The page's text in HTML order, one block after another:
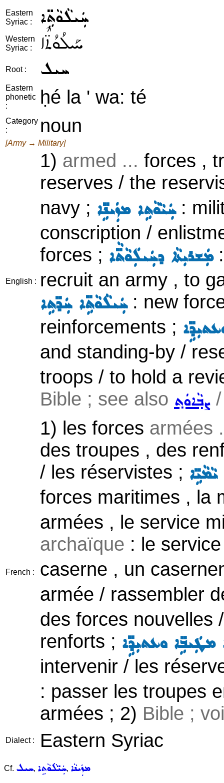
Eastern
Syriac :
ܚܲܝܠܵܘܵܬܹ̈ܐ
Western
Syriac :
ܚܰܝܠܳܘܳܬ̈ܶܐ
Root : ܚܝܠ
Eastern
phonetic
:
ḥé la ' wa: té
Category
:
noun
[Army → Military]
English :
1) armed ... forces ,
reserves / the
navy ; ܚܲܝܵܘܵܬܹܐ ܡܙܲܝܢܹ̈ܐ:
conscription /
forces ; ܡܲܫܪܝܼܬܵܐ ܕܚܲܝܠܲܘܵܬ̈ܵܐ:
recruit an army , to
ܚܲܝܠܵܘܵܬܹ̈ܐ ܚܲܕ̈ܬܹܐ: new
reinforcements ;
and standing-by /
troops / to hold a
Bible ; see also ܨܒ݂ܵܐܘܿܬ݂
French :
1) les forces armées
des troupes , des
/ les réservistes ;
forces maritimes , la
armées , le service
archaïque : le
caserne , un
armée / rassembler
des forces nouvelles
renforts ; ܡܛܲܝܒܹ̈ܐ ܘܥܬܝܼܕܹ̈ܐ
intervenir / les
: passer les troupes
armées ; 2) Bible ;
Dialect : Eastern Syriac
Cf. ܚܝܠ, ܚܲܝ̈ܠܵܘܵܬܹܐ, ܡܙܲܝܢܵܐ